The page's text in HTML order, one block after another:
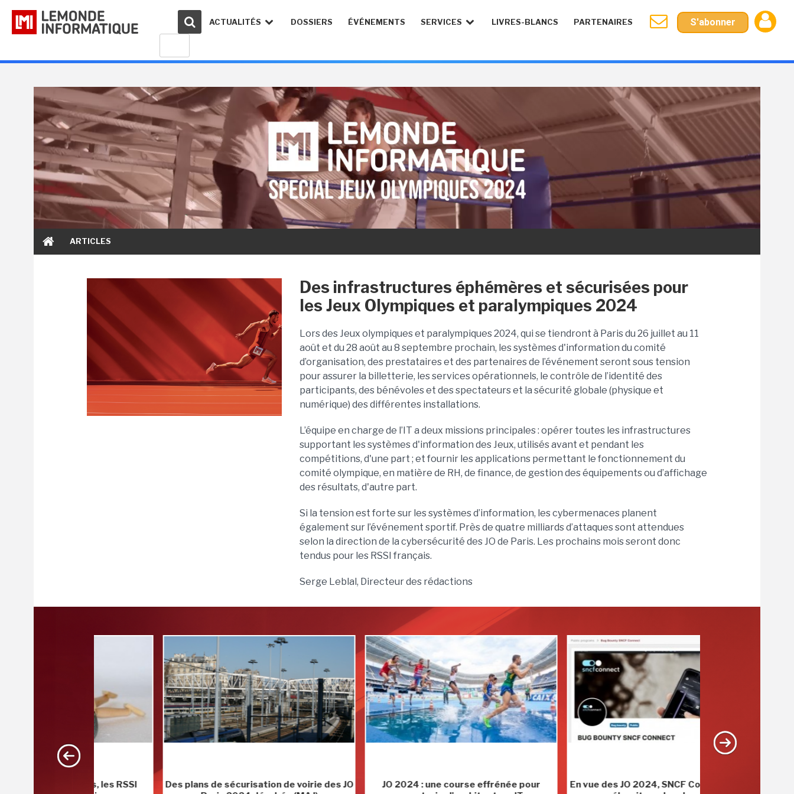
ACTUALITÉS DOSSIERS ÉVÉNEMENTS SERVICES LIVRES-BLANCS PARTENAIRES S'abonner
ARTICLES
Des infrastructures éphémères et sécurisées pour
les Jeux Olympiques et paralympiques 2024
Lors des Jeux olympiques et paralympiques 2024, qui se tiendront à Paris du 26 juillet au 11
août et du 28 août au 8 septembre prochain, les systèmes d'information du comité
d’organisation, des prestataires et des partenaires de l’événement seront sous tension
pour assurer la billetterie, les services opérationnels, le contrôle de l’identité des
participants, des bénévoles et des spectateurs et la sécurité globale (physique et
numérique) des différentes installations.
L’équipe en charge de l’IT a deux missions principales : opérer toutes les infrastructures
supportant les systèmes d'information des Jeux, utilisés avant et pendant les
compétitions, d'une part ; et fournir les applications permettant le fonctionnement du
comité olympique, en matière de RH, de finance, de gestion des équipements ou d’affichage
des résultats, d'autre part.
Si la tension est forte sur les systèmes d’information, les cybermenaces planent
également sur l’événement sportif. Près de quatre milliards d’attaques sont attendues
selon la direction de la cybersécurité des JO de Paris. Les prochains mois seront donc
tendus pour les RSSI français.
Serge Leblal, Directeur des rédactions
Des plans de sécurisation de voirie des JO
JO 2024 : une course effrénée pour
En vue des JO 2024, SNCF Connect&Tech